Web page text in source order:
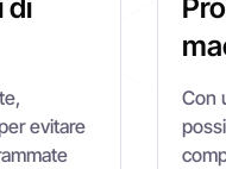
di
evitare
Con